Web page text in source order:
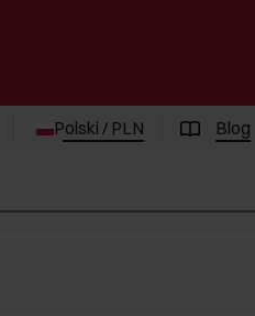
Polski / PLN Blog